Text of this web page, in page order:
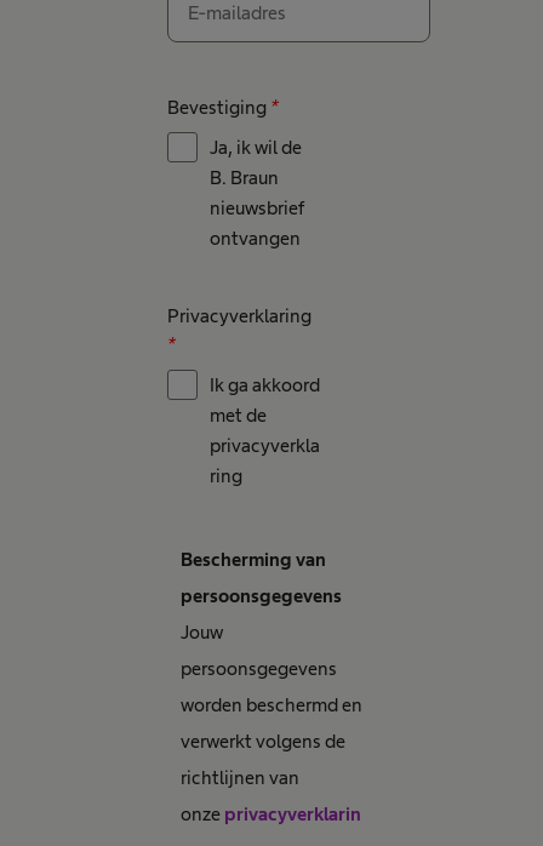
Bevestiging *
Ja, ik wil de
B. Braun
nieuwsbrief
ontvangen
Privacyverklaring
*
Ik ga akkoord
met de
privacyverkla
ring
Bescherming van
persoonsgegevens
Jouw
persoonsgegevens
worden beschermd en
verwerkt volgens de
richtlijnen van
onze privacyverklarin